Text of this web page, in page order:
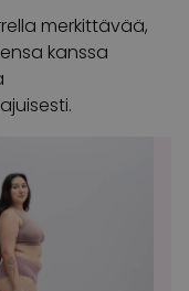
merkittävää,
kanssa